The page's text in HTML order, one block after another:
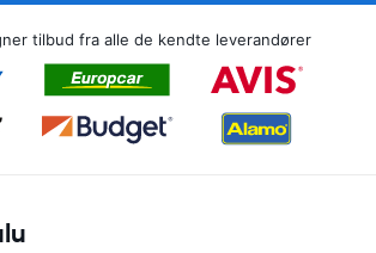
tilbud fra alle de kendte leverandører